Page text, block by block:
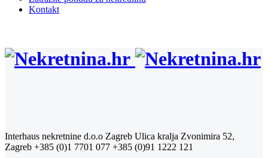
Kontakt
Interhaus nekretnine d.o.o Zagreb Ulica kralja Zvonimira 52,
Zagreb +385 (0)1 7701 077 +385 (0)91 1222 121